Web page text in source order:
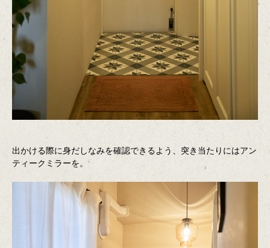
出かける際に身だしなみを確認できるよう、突き当たりにはアン
ティークミラーを。